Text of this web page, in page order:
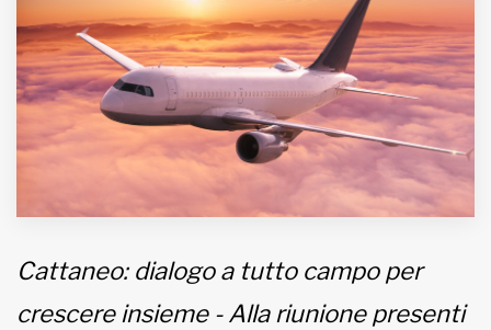
Iscriviti alla newsletter
www.viveremilano.info
Fondato e diretto da Enzo De
Bernardis
EDB edizioni - Via Brivio angolo C.
Informativa sulla privacy
Cattaneo: dialogo a tutto campo per
crescere insieme - Alla riunione presenti